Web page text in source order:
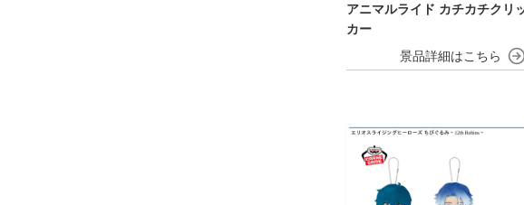
アニマルライド カチカチクリ
カー